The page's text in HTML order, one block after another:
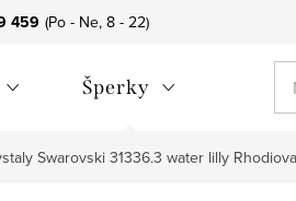
459
Šperky
Swarovski 31336.3 water lilly